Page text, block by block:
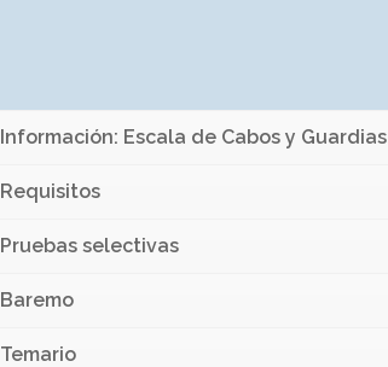
Información: Escala de Cabos y Guardias
Requisitos
Pruebas selectivas
Baremo
Temario